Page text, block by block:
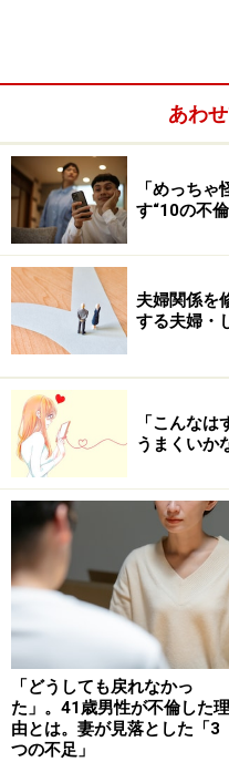
あるいは「俺が信用でき
そもお前の家事が下手で
ンに変化することも。追
係の解消にまで飛躍し、
からもう離婚したい」と
ど、妻にとって望ましく
あります。
ガイドがおすすめした
たときの冷静な対応です
のかどうかを検証するた
が大切です。では、ど
をしているかどうかがわ
テクニックを具体的にご
＜目次＞
あわ
「めっち
す“10の不
夫婦関係を
する夫婦・
「こんな
うまくいか
「どうしても戻れなかっ
た」。41歳男性が不倫した理
由とは。妻が見落とした「3
つの不足」